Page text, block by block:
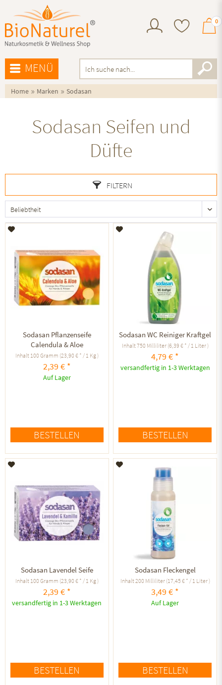
0
MENÜ
Home » Marken » Sodasan
Sodasan Seifen und
Düfte
FILTERN
Sodasan Pflanzenseife
Calendula & Aloe
Inhalt 100 Gramm (23,90 € * / 1 Kg )
2,39 € *
Auf Lager
BESTELLEN
Sodasan WC Reiniger Kraftgel
Inhalt750 Milliliter (6,39 € * / 1 Liter )
4,79 € *
versandfertig in 1-3 Werktagen
Auf den Merkzettel
BESTELLEN
Sodasan Lavendel Seife
Inhalt 100 Gramm (23,90 € * / 1 Kg )
2,39 € *
versandfertig in 1-3 Werktagen
BESTELLEN
Sodasan Fleckengel
Inhalt200 Milliliter (17,45 € * / 1 Liter )
3,49 € *
Auf Lager
BESTELLEN